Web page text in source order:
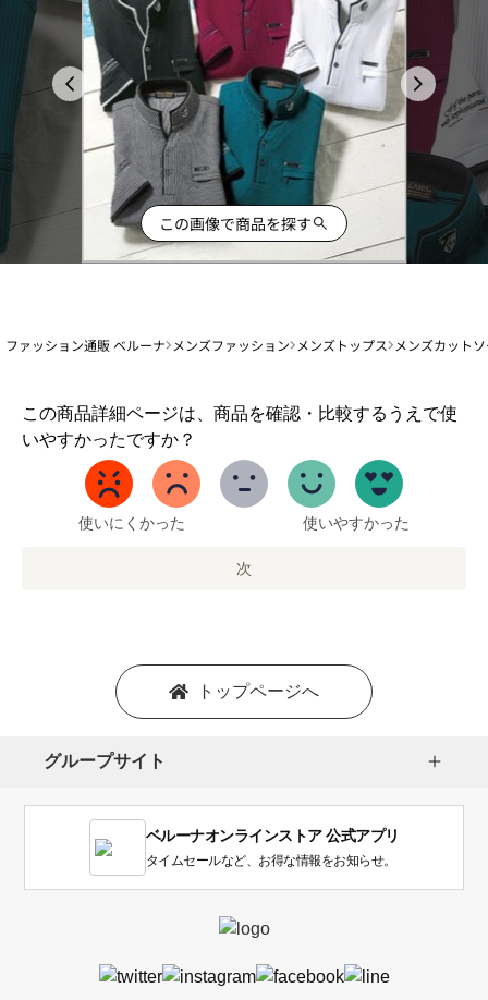
この画像で商品を探す
ファッション通販 ベルーナ メンズファッション メンズトップス メンズカット
この商品詳細ページは、商品を確認・比較するうえで使
いやすかったですか？
1
か
い
使いにくかった 使いやすかった
次
トップページへ
グループサイト
ベルーナオンラインストア 公式アプリ
タイムセールなど、お得な情報をお知らせ。